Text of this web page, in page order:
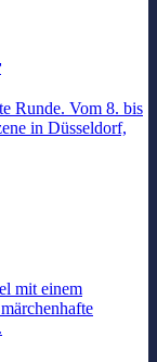
Runde. Vom 8. bis
in Düsseldorf,
mit einem